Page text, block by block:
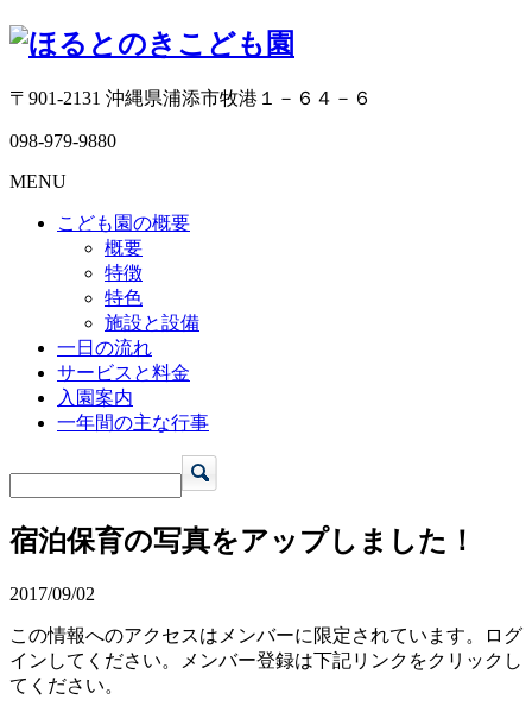
〒901-2131 沖縄県浦添市牧港１－６４－６
098-979-9880
MENU
こども園の概要
概要
特徴
特色
施設と設備
一日の流れ
サービスと料金
入園案内
一年間の主な行事
宿泊保育の写真をアップしました！
2017/09/02
この情報へのアクセスはメンバーに限定されています。ログ
インしてください。メンバー登録は下記リンクをクリックし
てください。